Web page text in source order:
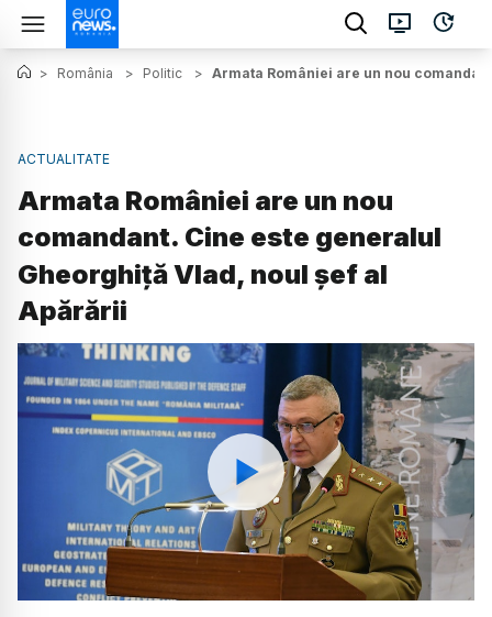
> România > Politic > Armata României are un nou
ACTUALITATE
Armata României are un nou
comandant. Cine este generalul
Gheorghiță Vlad, noul șef al
Apărării
Watch